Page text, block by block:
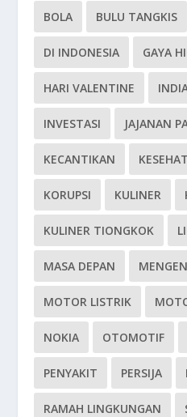
BOLA BULU TANGKIS
DI INDONESIA GAYA
HARI VALENTINE
INVESTASI JAJANAN
KECANTIKAN
KORUPSI KULINER
KULINER TIONGKOK
MASA DEPAN
MOTOR LISTRIK
NOKIA OTOMOTIF
PENYAKIT PERSIJA
RAMAH LINGKUNGAN